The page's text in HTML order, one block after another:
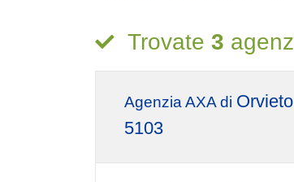
Trovate 3
Agenzia AXA di Orvieto
5103